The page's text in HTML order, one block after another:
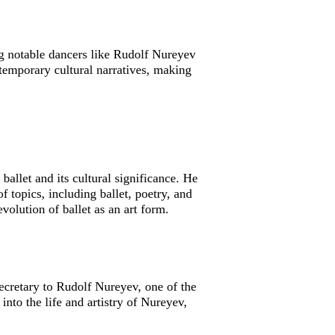
notable dancers like Rudolf Nureyev
cultural narratives, making
ballet and its cultural significance. He
topics, including ballet, poetry, and
of ballet as an art form.
to Rudolf Nureyev, one of the
the life and artistry of Nureyev,